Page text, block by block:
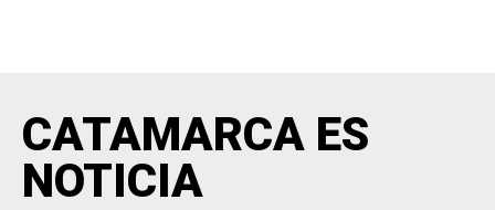
CATAMARCA ES
NOTICIA